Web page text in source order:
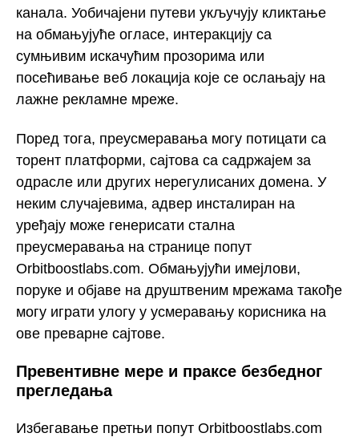
канала. Уобичајени путеви укључују кликтање
на обмањујуће огласе, интеракцију са
сумњивим искачућим прозорима или
посећивање веб локација које се ослањају на
лажне рекламне мреже.
Поред тога, преусмеравања могу потицати са
торент платформи, сајтова са садржајем за
одрасле или других нерегулисаних домена. У
неким случајевима, адвер инсталиран на
уређају може генерисати стална
преусмеравања на странице попут
Orbitboostlabs.com. Обмањујући имејлови,
поруке и објаве на друштвеним мрежама такође
могу играти улогу у усмеравању корисника на
ове преварне сајтове.
Превентивне мере и праксе безбедног
прегледања
Избегавање претњи попут Orbitboostlabs.com